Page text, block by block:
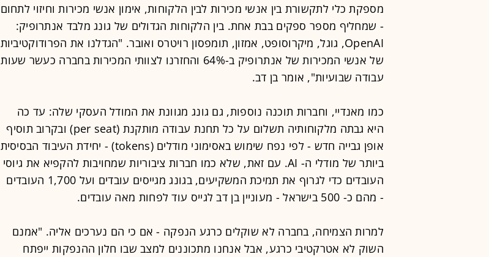
מספקת כלי לתקשורת בין אנשי מכירות לבין הלקוחות, אימון אנשי מכירות וחיזוי לתחום
- שמחליף מספר ספקים בבת אחת. בין הלקוחות הגדולים של גונג מלבד אנתרופיק:
OpenAI, גוגל, מיקרוסופט, אמזון, תומפסון רויטרס ואובר. "הגדלנו את הפרודוקטיביות
של אנשי המכירות של אנתרופיק ב-64% והחזרנו לצוותי המכירות בחברה כעשר שעות
עבודה שבועיות", אומר בן דב.
כמו מאנדיי, וחברות תוכנה נוספות, גם גונג מגוונת את המודל העסקי שלה: עד כה
היא גבתה מלקוחותיה תשלום על כל תחנת עבודה מותקנת (per seat) ובקרוב תוסיף
אופן גבייה חדש - לפי נפח שימוש באסימוני מודלים (tokens) - יחידת העיבוד הבסיסית
ביותר של מודלי ה- AI. עם זאת, שלא כמו חברות ציבוריות שמחויבות להקפיא את גיוסי
העובדים כדי לגרוף את תמיכת המשקיעים, בגונג מגייסים עובדים ועל 1,700 העובדים
- מהם כ- 500 בישראל - מעוניין בן דב לגייס עוד לפחות מאה עובדים.
למרות הצמיחה, בחברה לא שוקלים כרגע הנפקה - אם כי הם נערכים אליה. "אמנם
השוק לא אטרקטיבי כרגע, אבל אנחנו מתכוננים למצב שבו חלון ההנפקות ייפתח